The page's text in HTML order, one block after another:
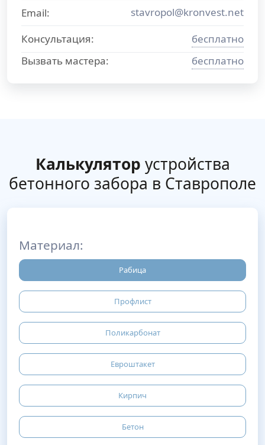
Email:
stavropol@kronvest.net
Консультация:
бесплатно
Вызвать мастера:
бесплатно
Калькулятор устройства
бетонного забора в Ставрополе
Материал:
Рабица
Профлист
Поликарбонат
Евроштакет
Кирпич
Бетон